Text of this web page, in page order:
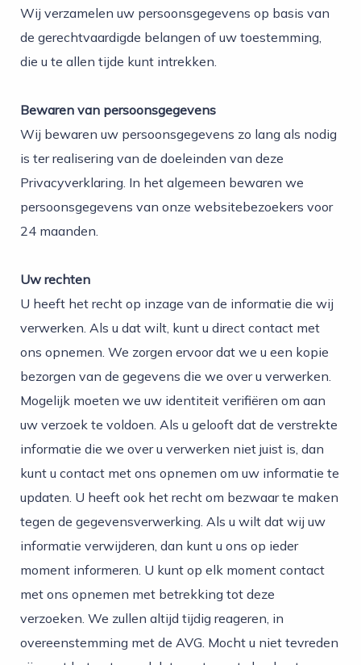
Wij verzamelen uw persoonsgegevens op basis van
de gerechtvaardigde belangen of uw toestemming,
die u te allen tijde kunt intrekken.
Bewaren van persoonsgegevens
Wij bewaren uw persoonsgegevens zo lang als nodig
is ter realisering van de doeleinden van deze
Privacyverklaring. In het algemeen bewaren we
persoonsgegevens van onze websitebezoekers voor
24 maanden.
Uw rechten
U heeft het recht op inzage van de informatie die wij
verwerken. Als u dat wilt, kunt u direct contact met
ons opnemen. We zorgen ervoor dat we u een kopie
bezorgen van de gegevens die we over u verwerken.
Mogelijk moeten we uw identiteit verifiëren om aan
uw verzoek te voldoen. Als u gelooft dat de verstrekte
informatie die we over u verwerken niet juist is, dan
kunt u contact met ons opnemen om uw informatie te
updaten. U heeft ook het recht om bezwaar te maken
tegen de gegevensverwerking. Als u wilt dat wij uw
informatie verwijderen, dan kunt u ons op ieder
moment informeren. U kunt op elk moment contact
met ons opnemen met betrekking tot deze
verzoeken. We zullen altijd tijdig reageren, in
overeenstemming met de AVG. Mocht u niet tevreden